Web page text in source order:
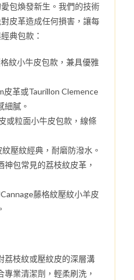
包煥發新生。我們的技術
皮革造成任何損害，讓每
典包款：
紋小牛皮包款，兼具優雅
皮革或Taurillon Clemence
細膩。
或粒面小牛皮包款，線條
壓紋經典，耐磨防潑水。
神包常見的荔枝紋皮革，
藤格紋壓紋小羊皮
荔枝紋或壓紋皮的深層溝
業清潔劑，輕柔刷洗，